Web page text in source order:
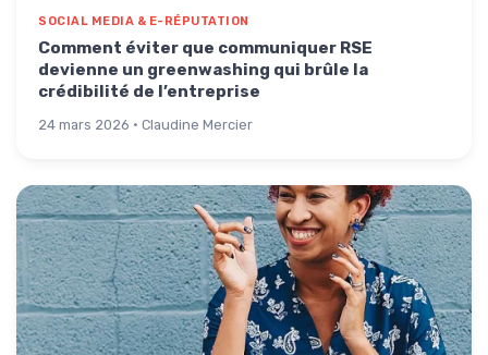
SOCIAL MEDIA & E-RÉPUTATION
Comment éviter que communiquer RSE
devienne un greenwashing qui brûle la
crédibilité de l’entreprise
24 mars 2026 · Claudine Mercier